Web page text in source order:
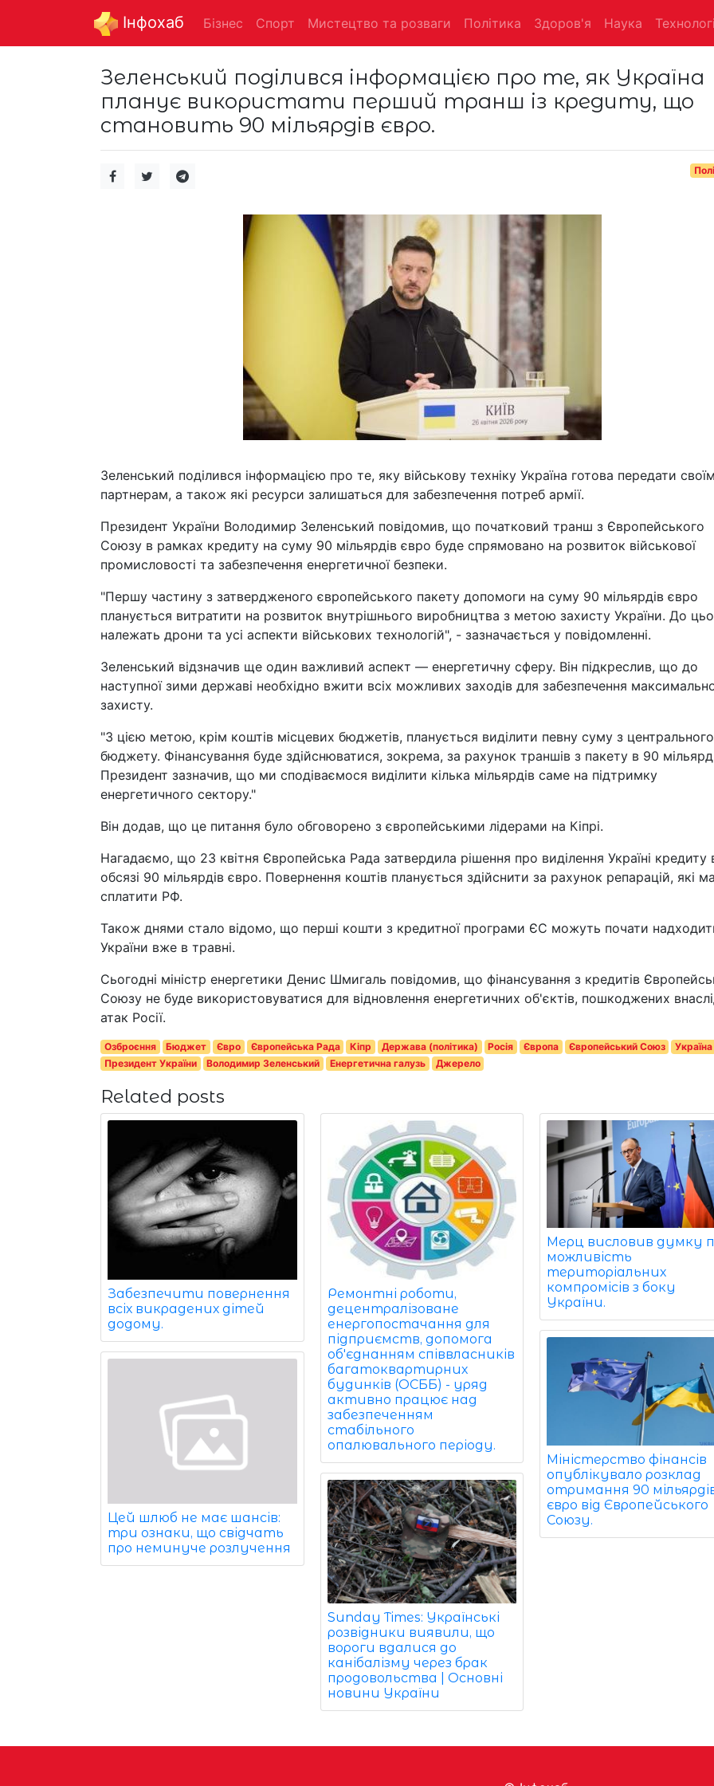
Інфохаб Бізнес Спорт Мистецтво та розваги Політика Здоров'я Наука
Зеленський поділився інформацією про те, як Україна
планує використати перший транш із кредиту, що
становить 90 мільярдів євро.
Зеленський поділився інформацією про те, яку військову техніку Україна готова передати
партнерам, а також які ресурси залишаться для забезпечення потреб армії.
Президент України Володимир Зеленський повідомив, що початковий транш з Європейського
Союзу в рамках кредиту на суму 90 мільярдів євро буде спрямовано на розвиток військової
промисловості та забезпечення енергетичної безпеки.
"Першу частину з затвердженого європейського пакету допомоги на суму 90 мільярдів євро
планується витратити на розвиток внутрішнього виробництва з метою захисту України. До
належать дрони та усі аспекти військових технологій", - зазначається у повідомленні.
Зеленський відзначив ще один важливий аспект — енергетичну сферу. Він підкреслив, що до
наступної зими державі необхідно вжити всіх можливих заходів для забезпечення
захисту.
"З цією метою, крім коштів місцевих бюджетів, планується виділити певну суму з центрального
бюджету. Фінансування буде здійснюватися, зокрема, за рахунок траншів з пакету в 90
Президент зазначив, що ми сподіваємося виділити кілька мільярдів саме на підтримку
енергетичного сектору."
Він додав, що це питання було обговорено з європейськими лідерами на Кіпрі.
Нагадаємо, що 23 квітня Європейська Рада затвердила рішення про виділення Україні кредиту
обсязі 90 мільярдів євро. Повернення коштів планується здійснити за рахунок репарацій, які
сплатити РФ.
Також днями стало відомо, що перші кошти з кредитної програми ЄС можуть почати
України вже в травні.
Сьогодні міністр енергетики Денис Шмигаль повідомив, що фінансування з кредитів
Союзу не буде використовуватися для відновлення енергетичних об'єктів, пошкоджених
атак Росії.
Озброєння Бюджет Євро Європейська Рада Кіпр Держава (політика) Росія Європа Європейський Союз
Україна
Президент України
Володимир Зеленський Енергетична галузь Джерело
Related posts
Забезпечити повернення
всіх викрадених дітей
додому.
Цей шлюб не має шансів:
три ознаки, що свідчать
про неминуче розлучення
Ремонтні роботи,
децентралізоване
енергопостачання для
підприємств, допомога
об'єднанням співвласників
багатоквартирних
будинків (ОСББ) - уряд
активно працює над
забезпеченням
стабільного
опалювального періоду.
Sunday Times: Українські
розвідники виявили, що
вороги вдалися до
канібалізму через брак
продовольства | Основні
новини України
Мерц висловив думку
можливість
територіальних
компромісів з боку
України.
Міністерство фінансів
опублікувало розклад
отримання 90
євро від Європейського
Союзу.